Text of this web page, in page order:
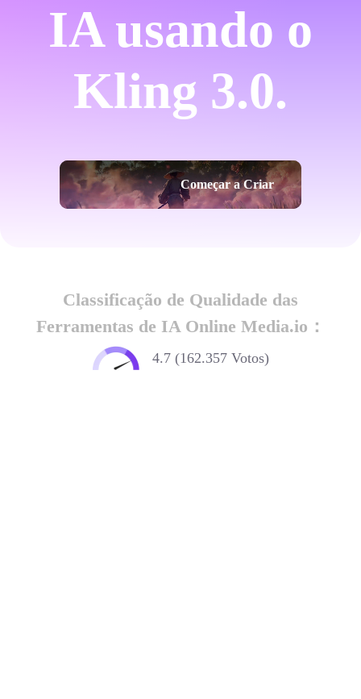
IA usando o
Kling 3.0.
Começar a Criar
Classificação de Qualidade das
Ferramentas de IA Online Media.io：
4.7 (162.357 Votos)